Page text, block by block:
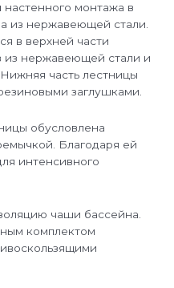
настенного монтажа в
из нержавеющей стали.
в верхней части
из нержавеющей стали и
часть лестницы
заглушками.
обусловлена
Благодаря ей
интенсивного
чаши бассейна.
комплектом